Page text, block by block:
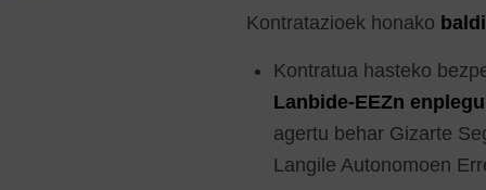
Kontratazioek honako
Kontratua hasteko
Lanbide-EEZn
agertu behar Gizarte
Langile Autonomoen